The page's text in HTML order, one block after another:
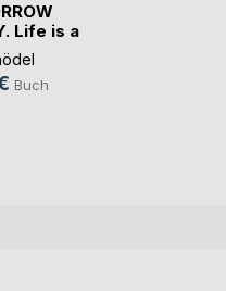
Life is a
Buch